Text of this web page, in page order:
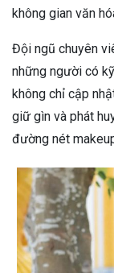
không gian văn
Đội ngũ chuyên
những người có
không chỉ cập
giữ gìn và phát
đường nét